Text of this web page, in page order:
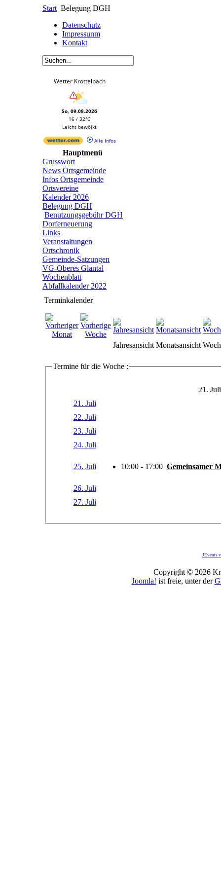
Start Belegung DGH
Datenschutz
Impressunm
Kontakt
Wetter Krottelbach
So, 09.08.2026
16 / 32°C
Leicht bewölkt
Alle Infos
Hauptmenü
Grusswort
News Ortsgemeinde
Infos Ortsgemeinde
Ortsvereine
Kalender 2026
Belegung DGH
Benutzungsgebühr DGH
Dorferneuerung
Links
Veranstaltungen
Ortschronik
Gemeinde-Satzungen
VG-Oberes Glantal
Wochenblatt
Abfallkalender 2022
Terminkalender
Jahresansicht Monatsansicht
Termine für die Woche :
21.
21. Juli
22. Juli
23. Juli
24. Juli
25. Juli 10:00 - 17:00 Gemeinsamer
26. Juli
27. Juli
JEvents
Copyright © 2026
Joomla! ist freie, unter der